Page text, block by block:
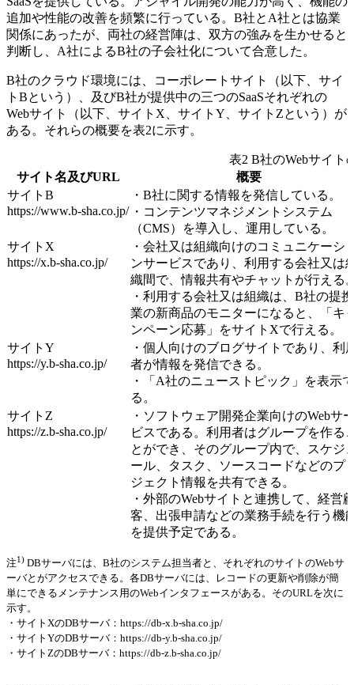
追加や性能の改善を頻繁に行っている。B社とA社とは協業
関係にあったが、両社の経営陣は、双方の強みを生かせると
判断し、A社によるB社の子会社化について合意した。
B社のクラウド環境には、コーポレートサイト（以下、サイ
トBという）、及びB社が提供中の三つのSaaSそれぞれの
Webサイト（以下、サイトX、サイトY、サイトZという）が
ある。それらの概要を表2に示す。
表2 B社のWebサイト
サイト名及びURL
概要
サイトB
https://www.b-sha.co.jp/
・B社に関する情報を発信している。
・コンテンツマネジメントシステム
（CMS）を導入し、運用している。
サイトX
https://x.b-sha.co.jp/
・会社又は組織向けのコミュニケーシ
ンサービスであり、利用する会社又は
織間で、情報共有やチャットが行える
・利用する会社又は組織は、B社の提
業の新商品のモニターになると、「キ
ンペーン応募」をサイトXで行える。
サイトY
https://y.b-sha.co.jp/
・個人向けのブログサイトであり、利
者が情報を発信できる。
・「A社のニューストピック」を表示
る。
サイトZ
https://z.b-sha.co.jp/
・ソフトウェア開発企業向けのWebサ
ビスである。利用者はグループを作る
とができ、そのグループ内で、スケジ
ール、タスク、ソースコードなどのプ
ジェクト情報を共有できる。
・外部のWebサイトと連携して、経営
客、出張申請などの業務手続を行う機
を提供予定である。
注1) DBサーバには、B社のシステム担当者と、それぞれのサイトのWebサ
ーバとがアクセスできる。各DBサーバには、レコードの更新や削除が簡
単にできるメンテナンス用のWebインタフェースがある。そのURLを次に
示す。
・サイトXのDBサーバ：https://db-x.b-sha.co.jp/
・サイトYのDBサーバ：https://db-y.b-sha.co.jp/
・サイトZのDBサーバ：https://db-z.b-sha.co.jp/